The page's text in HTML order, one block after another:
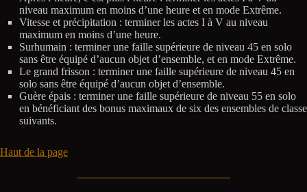
niveau maximum en moins d’une heure et en mode Extrême.
Vitesse et précipitation : terminer les actes I à V au niveau
maximum en moins d’une heure.
Surhumain : terminer une faille supérieure de niveau 45 en solo
sans être équipé d’aucun objet d’ensemble, et en mode Extrême.
Le grand frisson : terminer une faille supérieure de niveau 45 en
solo sans être équipé d’aucun objet d’ensemble.
Guère épais : terminer une faille supérieure de niveau 55 en solo
en bénéficiant des bonus maximaux de six des ensembles de classe
suivants.
Haut de la page